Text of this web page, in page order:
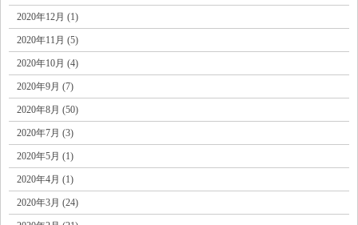
2020年12月 (1)
2020年11月 (5)
2020年10月 (4)
2020年9月 (7)
2020年8月 (50)
2020年7月 (3)
2020年5月 (1)
2020年4月 (1)
2020年3月 (24)